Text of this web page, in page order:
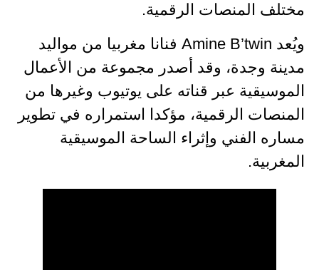
مختلف المنصات الرقمية.
ويُعد Amine B’twin فنانا مغربيا من مواليد
مدينة وجدة، وقد أصدر مجموعة من الأعمال
الموسيقية عبر قناته على يوتيوب وغيرها من
المنصات الرقمية، مؤكدا استمراره في تطوير
مساره الفني وإثراء الساحة الموسيقية
المغربية.